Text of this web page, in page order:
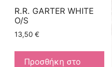
R.R. GARTER WHITE
O/S
13,50 €
Προσθήκη στο